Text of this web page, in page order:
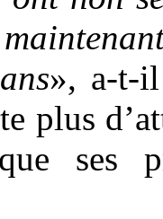
», a-t-
plus
ses